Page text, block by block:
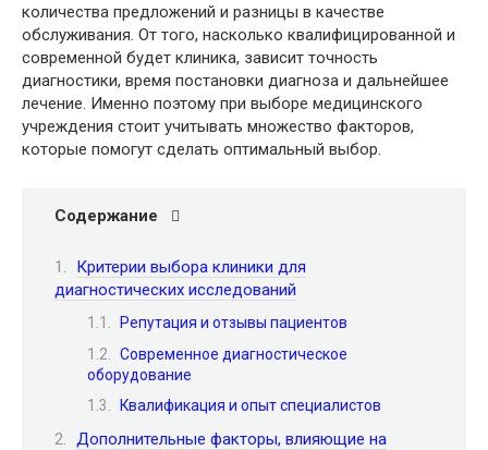
количества предложений и разницы в качестве
обслуживания. От того, насколько квалифицированной и
современной будет клиника, зависит точность
диагностики, время постановки диагноза и дальнейшее
лечение. Именно поэтому при выборе медицинского
учреждения стоит учитывать множество факторов,
которые помогут сделать оптимальный выбор.
Содержание
Критерии выбора клиники для
диагностических исследований
Репутация и отзывы пациентов
Современное диагностическое
оборудование
Квалификация и опыт специалистов
Дополнительные факторы, влияющие на